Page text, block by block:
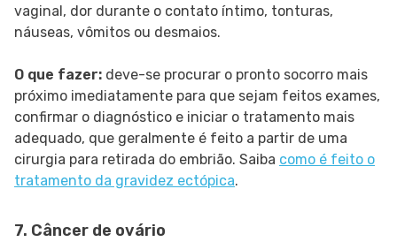
vaginal, dor durante o contato íntimo, tonturas,
náuseas, vômitos ou desmaios.
O que fazer: deve-se procurar o pronto socorro mais
próximo imediatamente para que sejam feitos exames,
confirmar o diagnóstico e iniciar o tratamento mais
adequado, que geralmente é feito a partir de uma
cirurgia para retirada do embrião. Saiba como é feito o
tratamento da gravidez ectópica.
7. Câncer de ovário